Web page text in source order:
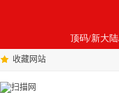
顶码/新大
收藏网站